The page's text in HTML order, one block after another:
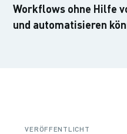
Workflows ohne Hilfe
und automatisieren
VERÖFFENTLICHT